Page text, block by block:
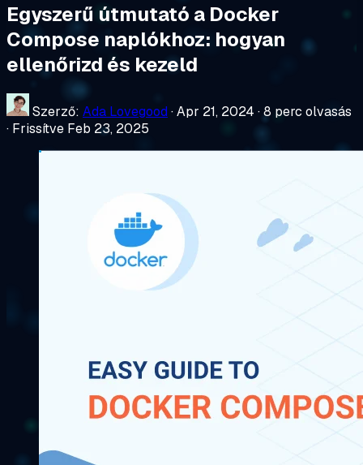
Egyszerű útmutató a Docker
Compose naplókhoz: hogyan
ellenőrizd és kezeld
Szerző: Ada Lovegood ·Apr 21, 2024 ·8 perc olvasás
· Frissítve Feb 23, 2025